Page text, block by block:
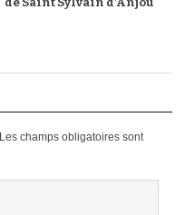
Les champs obligatoires sont